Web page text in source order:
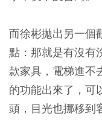
而徐彬拋出另一個
點：那就是有沒有
款家具，電梯進不
的功能出來了，可
頭，目光也挪移到